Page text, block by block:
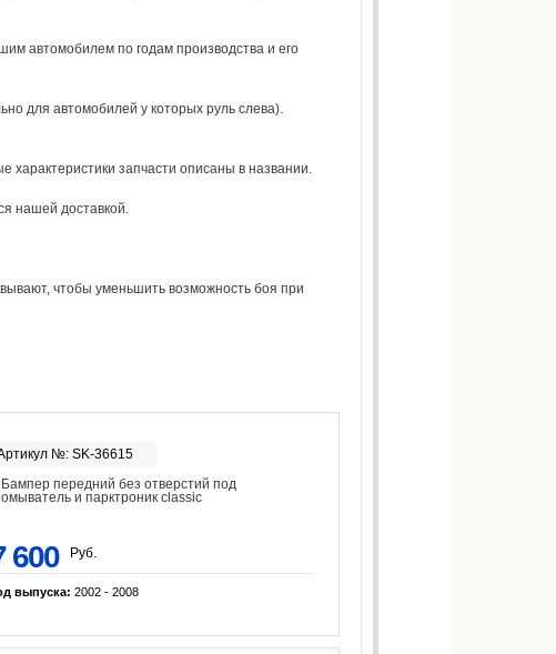
автомобилем по годам производства и его
для автомобилей у которых руль слева).
характеристики запчасти описаны в названии.
нашей доставкой.
чтобы уменьшить возможность боя при
№: SK-36615
Бампер передний без отверстий под
омыватель и парктроник classic
600 Руб.
выпуска: 2002 - 2008